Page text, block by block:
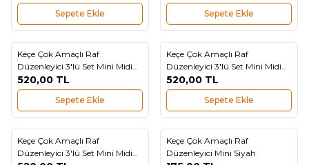
Sepete Ekle Sepete Ekle
Yeni
Favorilere Ekle
Keçe Çok Amaçlı Raf
Düzenleyici 3'lü Set Mini Midi
Maxi Siyah
520,00 TL
Sepete Ekle
Yeni
Favorilere Ekle
Keçe Çok Amaçlı Raf
Düzenleyici 3'lü Set Mini Midi
Maxi Gri
520,00 TL
Sepete Ekle
Yeni
Favorilere Ekle
Keçe Çok Amaçlı Raf
Düzenleyici 3'lü Set Mini Midi
Yeni
Favorilere Ekle
Keçe Çok Amaçlı Raf
Düzenleyici Mini Siyah